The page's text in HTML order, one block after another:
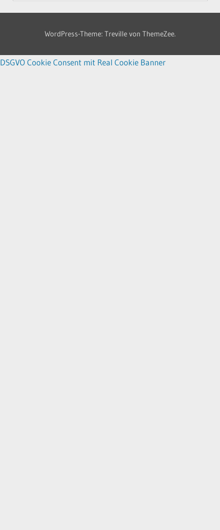
WordPress-Theme: Treville von ThemeZee.
DSGVO Cookie Consent mit Real Cookie Banner